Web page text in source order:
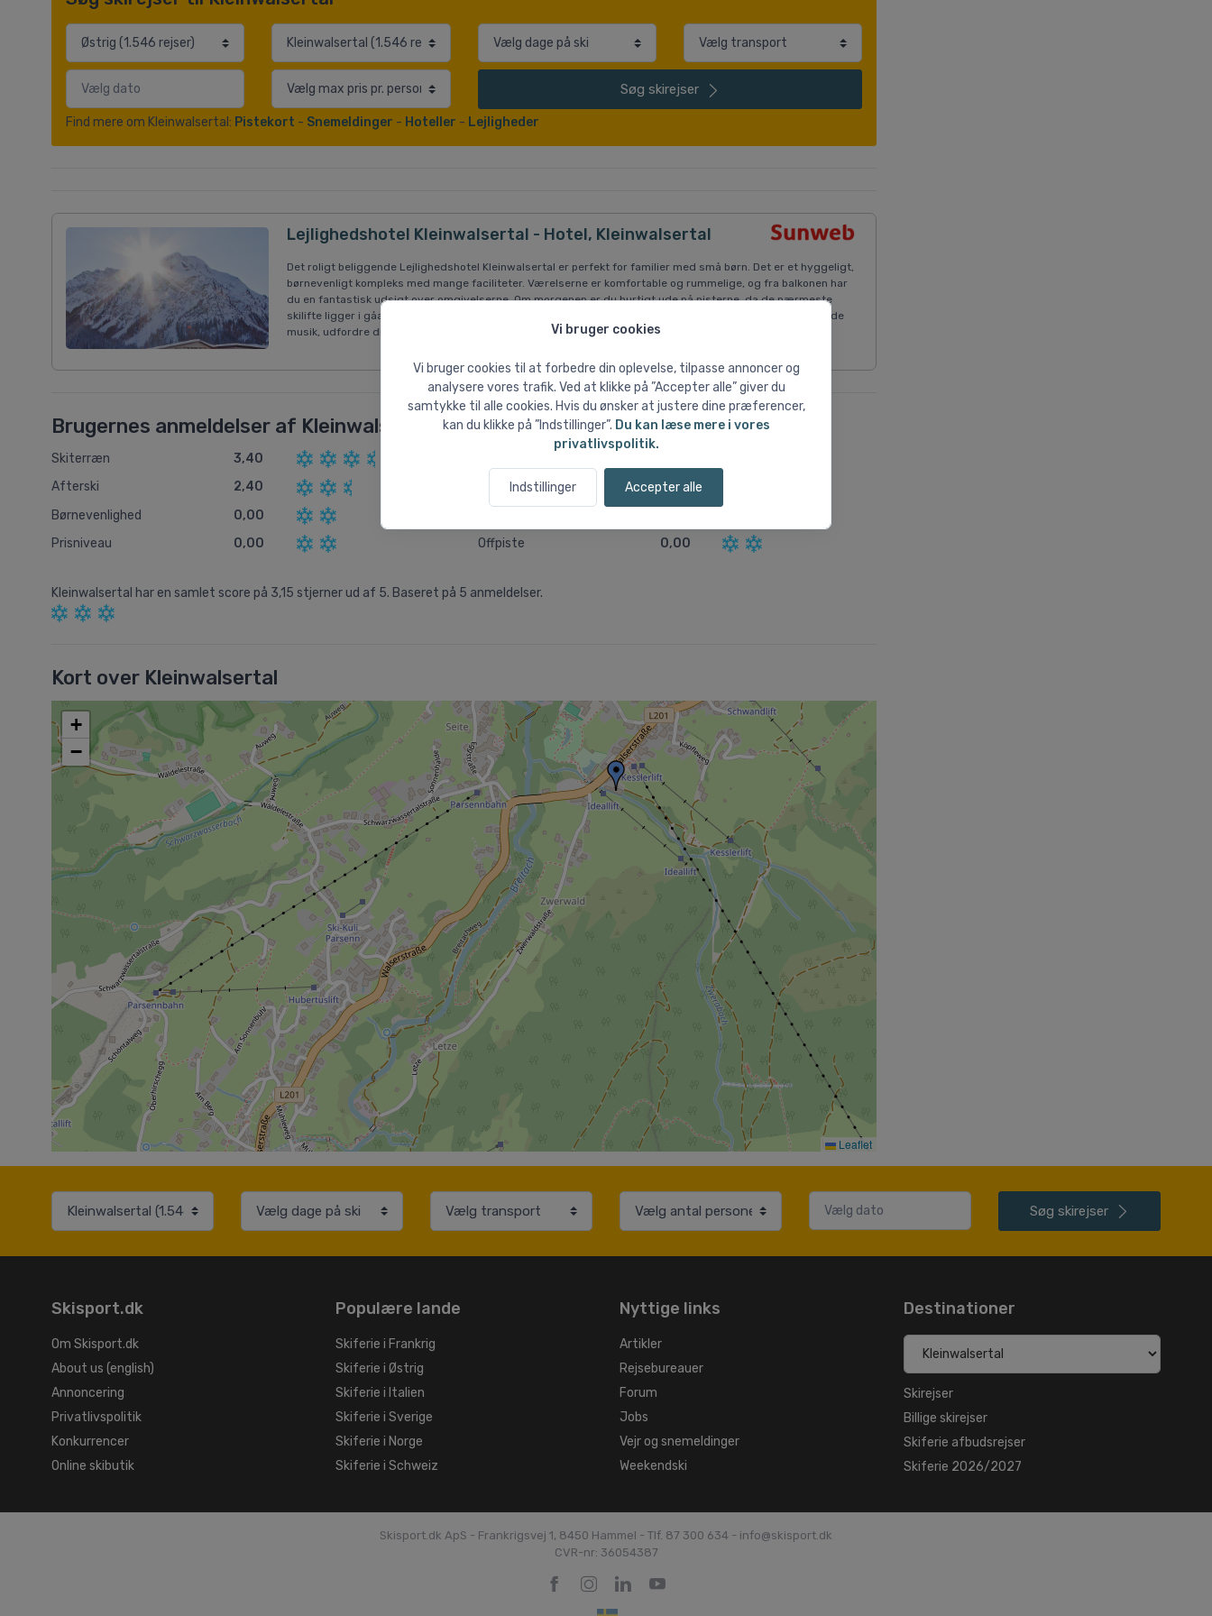
Vi bruger cookies
Vi bruger cookies til at forbedre din oplevelse, tilpasse annoncer og
analysere vores trafik. Ved at klikke på ”Accepter alle” giver du
samtykke til alle cookies. Hvis du ønsker at justere dine præferencer,
kan du klikke på ”Indstillinger”. Du kan læse mere i vores
privatlivspolitik.
Indstillinger Accepter alle
Søg skirejser
Find mere om Kleinwalsertal: Pistekort - Snemeldinger - Hoteller - Lejligheder
Lejlighedshotel Kleinwalsertal - Hotel, Kleinwalsertal
Det roligt beliggende Lejlighedshotel Kleinwalsertal er perfekt for familier med små børn. Det er et hyggeligt,
børnevenligt kompleks med mange faciliteter. Værelserne er komfortable og rummelige, og fra balkonen har
du en fantastisk udsigt over omgivelserne. Om morgenen er du hurtigt ude på pisterne, da de nærmeste
skilifte ligger i gåafstand fra hotellet. Efter en dag på pisterne kan du nyde den hyggelige bar med levende
musik, udfordre dine rejsekammerater til fx et spil badminton eller bordtennis, slappe af i...
Brugernes anmeldelser af Kleinwalsertal
Skiterræn 3,40
Afterski
2,40
3,40
Børnevenlighed
0,00
Prisniveau
0,00 Offpiste 0,00
Kleinwalsertal har en samlet score på 3,15 stjerner ud af 5. Baseret på 5 anmeldelser.
Kort over Kleinwalsertal
+
−
Leaflet
Søg skirejser
Skisport.dk
Om Skisport.dk
About us (english)
Annoncering
Privatlivspolitik
Konkurrencer
Online skibutik
Populære lande
Skiferie i Frankrig
Skiferie i Østrig
Skiferie i Italien
Skiferie i Sverige
Skiferie i Norge
Skiferie i Schweiz
Nyttige links
Artikler
Rejsebureauer
Forum
Jobs
Vejr og snemeldinger
Weekendski
Destinationer
Skirejser
Billige skirejser
Skiferie afbudsrejser
Skiferie 2026/2027
Skisport.dk ApS - Frankrigsvej 1, 8450 Hammel - Tlf. 87 300 634 - info@skisport.dk
CVR-nr: 36054387